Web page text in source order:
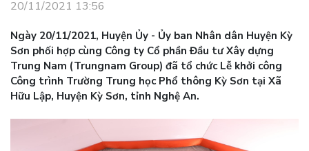
20/11/2021 13:56
Ngày 20/11/2021, Huyện Ủy - Ủy ban Nhân dân Huyện Kỳ
Sơn phối hợp cùng Công ty Cổ phần Đầu tư Xây dựng
Trung Nam (Trungnam Group) đã tổ chức Lễ khởi công
Công trình Trường Trung học Phổ thông Kỳ Sơn tại Xã
Hữu Lập, Huyện Kỳ Sơn, tỉnh Nghệ An.